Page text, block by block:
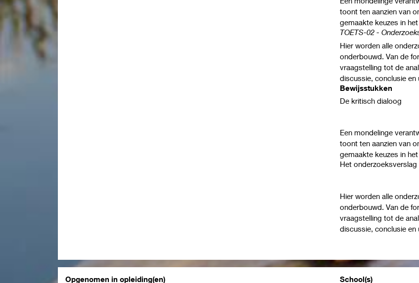
toont ten aanzien van
gemaakte keuzes in
TOETS-02 -
Hier worden alle
onderbouwd. Van de
vraagstelling tot de
discussie, conclusie en
Bewijsstukken
De kritisch dialoog
Een mondelinge
toont ten aanzien van
gemaakte keuzes in
Het onderzoeksverslag
Hier worden alle
onderbouwd. Van de
vraagstelling tot de
discussie, conclusie en
Opgenomen in opleiding(en) School(s)